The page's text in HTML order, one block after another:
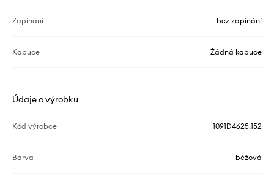
Zapínání bez zapínání
Kapuce Žádná kapuce
Údaje o výrobku
Kód výrobce 1091D4625.152
Barva béžová